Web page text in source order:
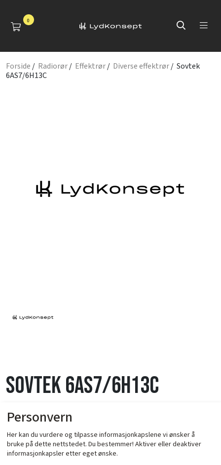
0
Forside / Radiorør/ Effektrør/ Diverse effektrør/ Sovtek
6AS7/6H13C
Sovtek 6AS7/6H13C
Personvern
Her kan du vurdere og tilpasse informasjonkapslene vi ønsker å
bruke på dette nettstedet. Du bestemmer! Aktiver eller deaktiver
informasjonkapsler etter eget ønske.